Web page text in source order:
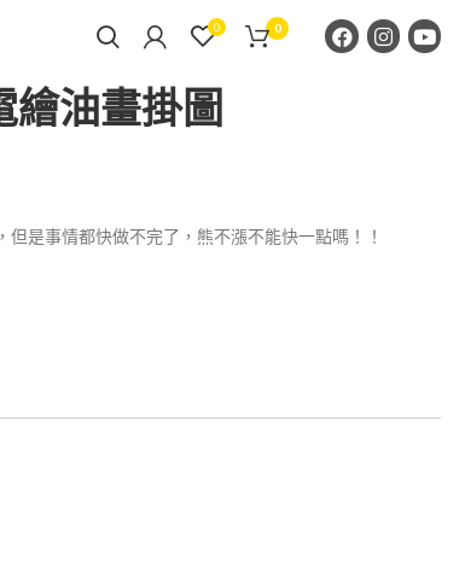
0 0
油畫掛圖
是事情都快做不完了，熊不漲不能快一點嗎！！